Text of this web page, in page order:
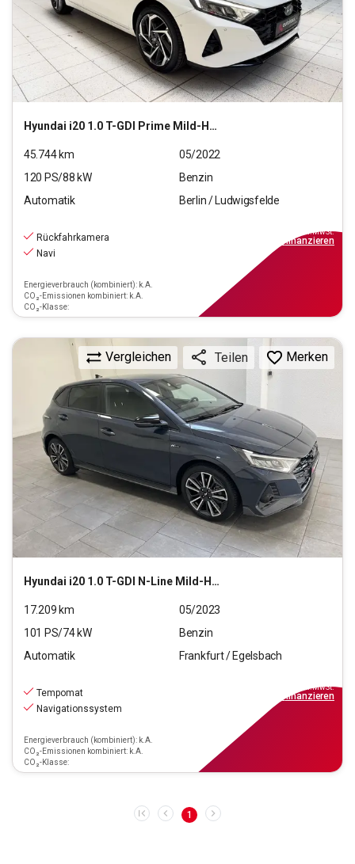
Hyundai i20 1.0 T-GDI Prime Mild-Hybrid (EURO 6d)(OPF)
45.744km
05/2022
120 PS/88 kW
Benzin
Automatik
Berlin / Ludwigsfelde
Rückfahrkamera
Navi
Energieverbrauch (kombiniert): k.A.
CO₂-Emissionen kombiniert: k.A.
CO₂-Klasse:
inkl.MwSt.
finanzieren
Hyundai i20 1.0 T-GDI N-Line Mild-Hybrid (EURO 6d)(OPF)
Vergleichen Teilen Merken
17.209 km
05/2023
101 PS/74kW
Benzin
Automatik
Frankfurt / Egelsbach
Tempomat
Navigationssystem
Energieverbrauch (kombiniert): k.A.
CO₂-Emissionen kombiniert: k.A.
CO₂-Klasse:
inkl.MwSt.
finanzieren
1